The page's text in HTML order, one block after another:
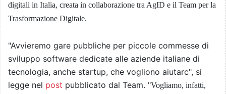
digitali in Italia, creata in collaborazione tra AgID e il Team per la
Trasformazione Digitale.
"Avvieremo gare pubbliche per piccole commesse di
sviluppo software dedicate alle aziende italiane di
tecnologia, anche startup, che vogliono aiutarc", si
legge nel post pubblicato dal Team. "Vogliamo, infatti,